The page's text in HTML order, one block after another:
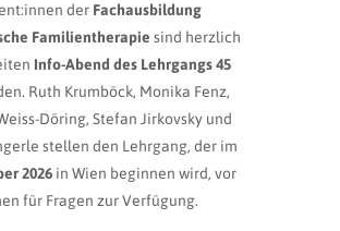
der Fachausbildung
Familientherapie sind herzlich
Info-Abend des Lehrgangs 45
Ruth Krumböck, Monika Fenz,
Döring, Stefan Jirkovsky und
stellen den Lehrgang, der im
2026 in Wien beginnen wird, vor
für Fragen zur Verfügung.